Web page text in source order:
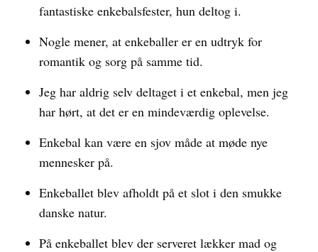
fantastiske enkebalsfester, hun deltog i.
Nogle mener, at enkeballer er en udtryk for
romantik og sorg på samme tid.
Jeg har aldrig selv deltaget i et enkebal, men jeg
har hørt, at det er en mindeværdig oplevelse.
Enkebal kan være en sjov måde at møde nye
mennesker på.
Enkeballet blev afholdt på et slot i den smukke
danske natur.
På enkeballet blev der serveret lækker mad og